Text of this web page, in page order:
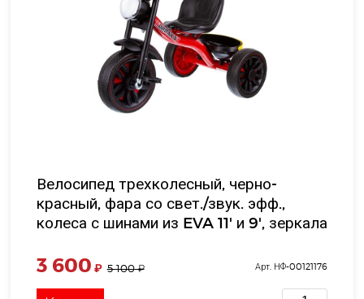
Велосипед трехколесный, черно-
красный, фара со свет./звук. эфф.,
колеса с шинами из EVA 11' и 9', зеркала
78*58*40
3 600 ₽ 5 100₽ Арт. НФ-00121176